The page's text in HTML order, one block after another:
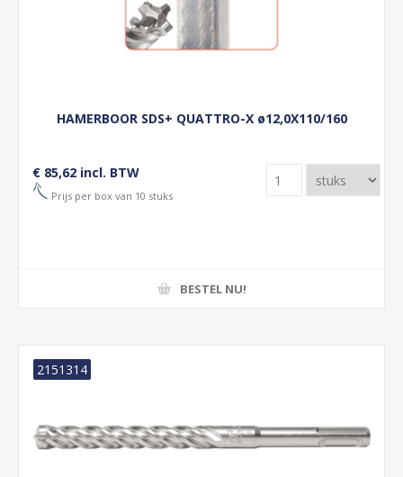
HAMERBOOR SDS+ QUATTRO-X ø12,0X110/160
€ 85,62 incl. BTW
Prijs per box van 10 stuks
BESTEL NU!
2151314